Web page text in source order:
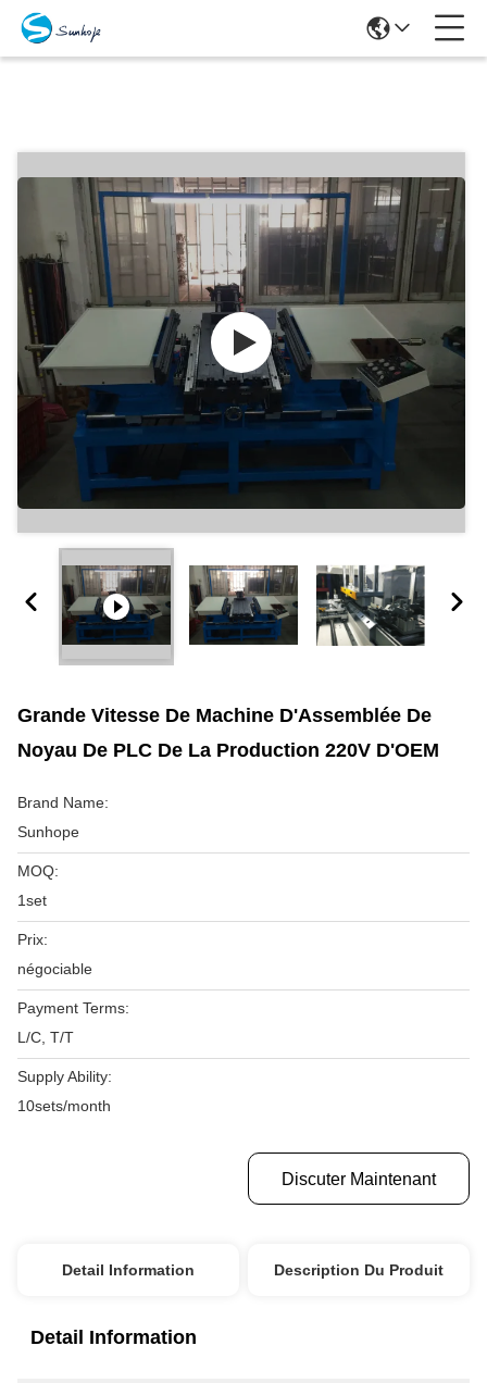
Grande Vitesse De Machine D'Assemblée De
Noyau De PLC De La Production 220V D'OEM
Brand Name:
Sunhope
MOQ:
1set
Prix:
négociable
Payment Terms:
L/C, T/T
Supply Ability:
10sets/month
Discuter Maintenant
Detail Information Description Du Produit
Detail Information